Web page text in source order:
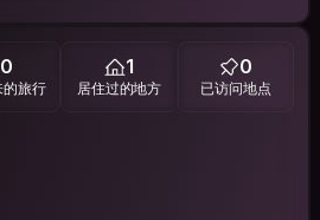
0
旅行
1
居住过的地方
0
已访问地点